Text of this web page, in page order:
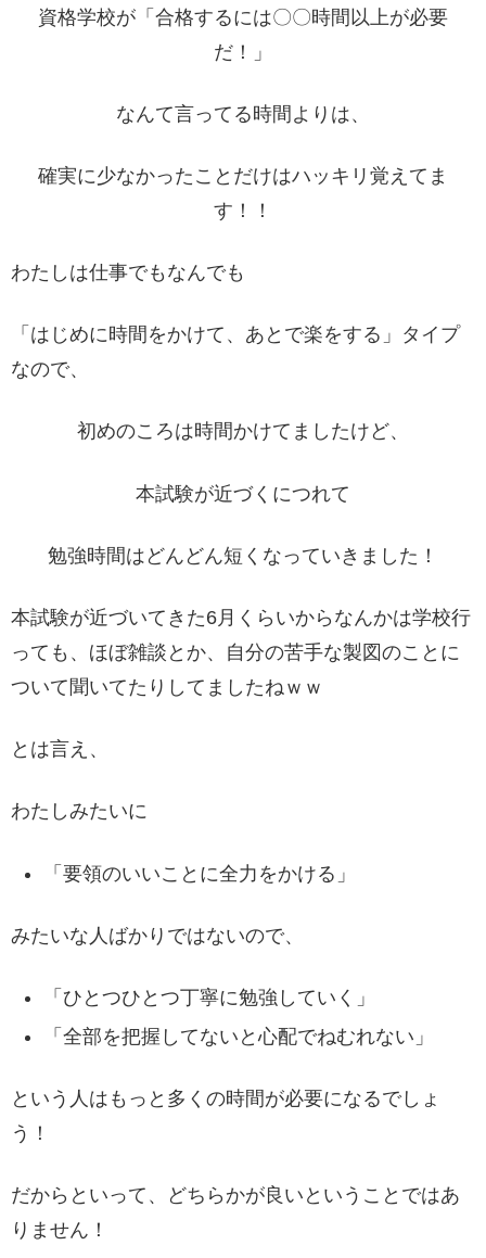
資格学校が「合格するには〇〇時間以上が必要
だ！」
なんて言ってる時間よりは、
確実に少なかったことだけはハッキリ覚えてま
す！！
わたしは仕事でもなんでも
「はじめに時間をかけて、あとで楽をする」タイプ
なので、
初めのころは時間かけてましたけど、
本試験が近づくにつれて
勉強時間はどんどん短くなっていきました！
本試験が近づいてきた6月くらいからなんかは学校行
っても、ほぼ雑談とか、自分の苦手な製図のことに
ついて聞いてたりしてましたねｗｗ
とは言え、
わたしみたいに
「要領のいいことに全力をかける」
みたいな人ばかりではないので、
「ひとつひとつ丁寧に勉強していく」
「全部を把握してないと心配でねむれない」
という人はもっと多くの時間が必要になるでしょ
う！
だからといって、どちらかが良いということではあ
りません！